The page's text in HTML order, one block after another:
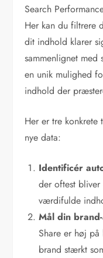
Search
Her kan du filtrere
dit indhold klarer
sammenlignet med
en unik mulighed
indhold der
Her er tre konkrete
nye data:
Identificér
der oftest
værdifulde
Mål din
Share er høj på
brand stærkt